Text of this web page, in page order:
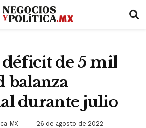
déficit de 5 mil
balanza
durante julio
MX 26 de agosto de 2022